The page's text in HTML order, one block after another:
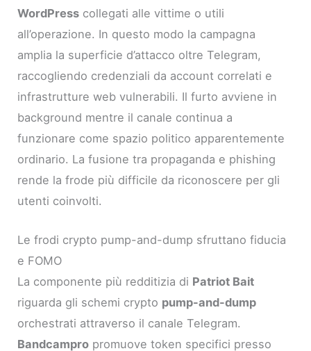
WordPress collegati alle vittime o utili
all’operazione. In questo modo la campagna
amplia la superficie d’attacco oltre Telegram,
raccogliendo credenziali da account correlati e
infrastrutture web vulnerabili. Il furto avviene in
background mentre il canale continua a
funzionare come spazio politico apparentemente
ordinario. La fusione tra propaganda e phishing
rende la frode più difficile da riconoscere per gli
utenti coinvolti.
Le frodi crypto pump-and-dump sfruttano fiducia
e FOMO
La componente più redditizia di Patriot Bait
riguarda gli schemi crypto pump-and-dump
orchestrati attraverso il canale Telegram.
Bandcampro promuove token specifici presso